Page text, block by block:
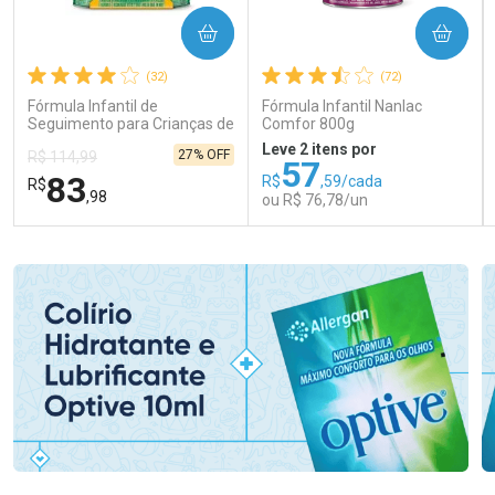
(32)
Fórmula Infantil de
Seguimento para Crianças de
Primeira Infância Nestonutri
2 Unidades de 800g cada
R$ 114,99
R$83,98
27% OFF
COMPRAR
(72)
Fórmula Infantil Nanlac
Comfor 800g
Leve 2 itens por
R$57,59/cada
ou R$ 76,78/un
COMPRAR
Laboratório
Por Menos